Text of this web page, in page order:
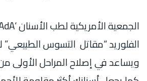
الفلوريد “مقاتل التسوس الطبيعي”
ويساعد في إصلاح المراحل الأولى